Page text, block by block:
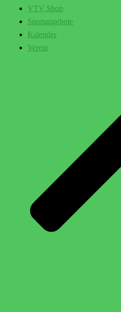
VTV Shop
Sportangebote
Kalender
Verein